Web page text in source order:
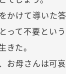
かけて導いた
って不要とい
きた。
お母さんは可